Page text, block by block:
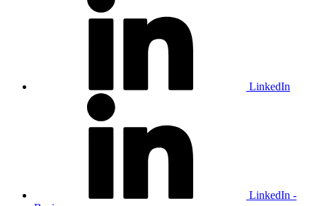
LinkedIn
LinkedIn -